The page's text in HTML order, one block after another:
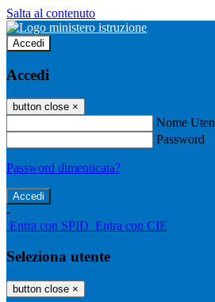
Salta al contenuto
Accedi
Accedi
button close ×
Nome
Password
Password dimenticata?
-
Entra con SPID Entra con CIE
Seleziona utente
button close ×